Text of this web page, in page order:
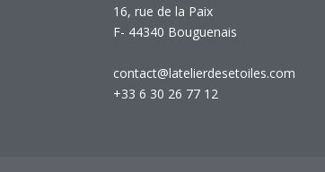
16, rue de la Paix
F- 44340 Bouguenais
contact@latelierdesetoiles.com
+33 6 30 26 77 12